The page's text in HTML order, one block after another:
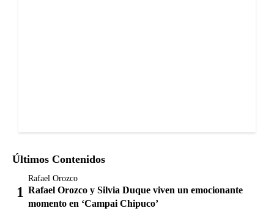
Últimos Contenidos
Rafael Orozco
Rafael Orozco y Silvia Duque viven un emocionante
momento en ‘Campai Chipuco’